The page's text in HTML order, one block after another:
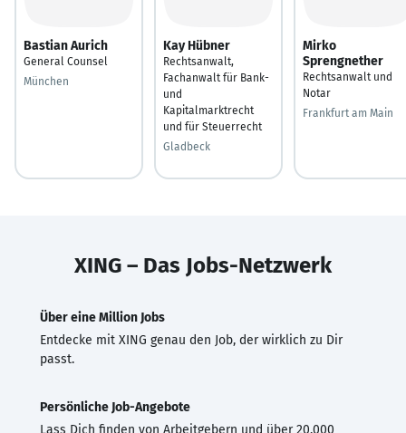
Bastian Aurich
General Counsel
München
Kay Hübner
Rechtsanwalt,
Fachanwalt für Bank-
und
Kapitalmarktrecht
und für Steuerrecht
Gladbeck
Mirko
Sprengnether
Rechtsanwalt und
Notar
Frankfurt am Main
XING – Das Jobs-Netzwerk
Über eine Million Jobs
Entdecke mit XING genau den Job, der wirklich zu Dir
passt.
Persönliche Job-Angebote
Lass Dich finden von Arbeitgebern und über 20.000